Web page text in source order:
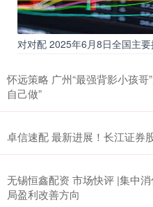
对对配 2025年6月8日全国主
怀远策略 广州“最强背影小孩
自己做”
卓信速配 最新进展！长江证券
无锡恒鑫配资 市场快评 |集中
局盈利改善方向